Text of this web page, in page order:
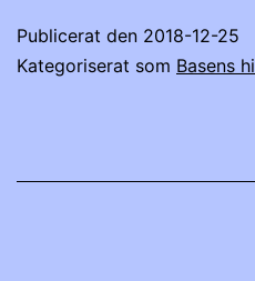
Publicerat den 2018-12-25
Kategoriserat som Basens